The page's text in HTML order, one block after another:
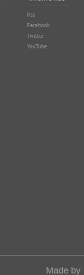
Rss
Facebook
Twitter
YouTube
Made by